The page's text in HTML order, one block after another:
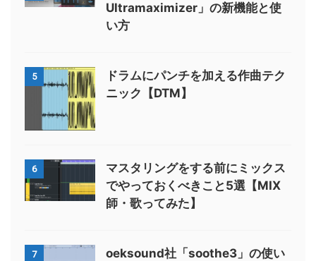
Ultramaximizer」の新機能と使
い方
5
ドラムにパンチを加える作曲テク
ニック【DTM】
6
マスタリングをする前にミックス
でやっておくべきこと5選【MIX
師・歌ってみた】
7
oeksound社「soothe3」の使い